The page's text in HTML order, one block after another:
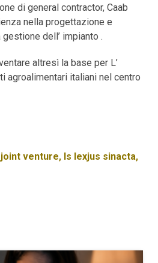
di general contractor, Caab
nella progettazione e
dell’ impianto .
altresì la base per L’
agroalimentari italiani nel centro
joint venture, ls lexjus sinacta,